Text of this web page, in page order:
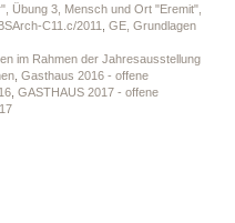
Übung 3, Mensch und Ort "Eremit",
C11.c/2011
GE, Grundlagen
im Rahmen der Jahresausstellung
Gasthaus 2016 - offene
GASTHAUS 2017 - offene